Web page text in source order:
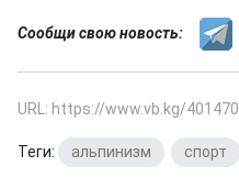
Сообщи свою новость:
URL: https://www.vb.kg/401470
Теги: альпинизм спорт